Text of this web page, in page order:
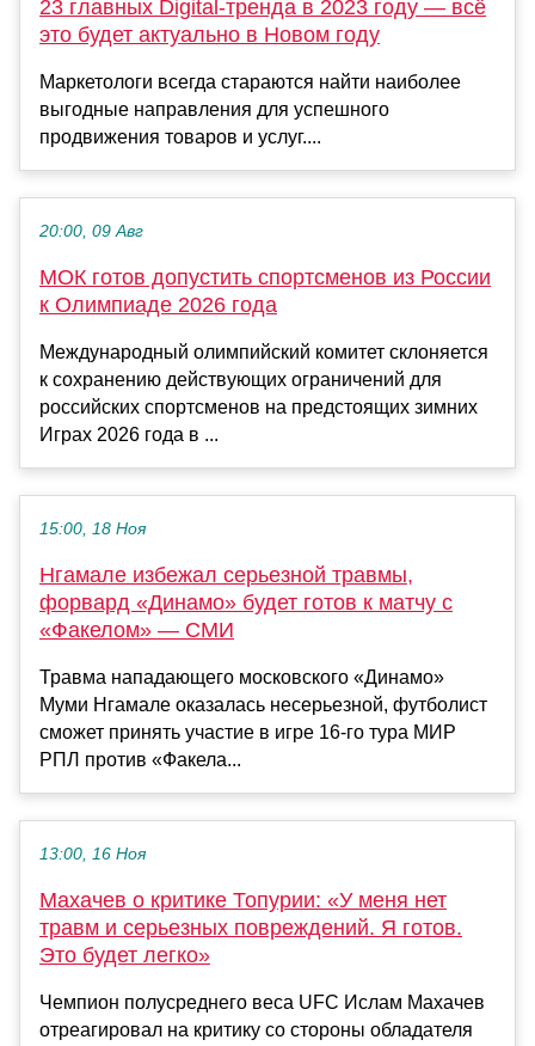
23 главных Digital-тренда в 2023 году — всё
это будет актуально в Новом году
Маркетологи всегда стараются найти наиболее
выгодные направления для успешного
продвижения товаров и услуг....
20:00, 09 Авг
МОК готов допустить спортсменов из России
к Олимпиаде 2026 года
Международный олимпийский комитет склоняется
к сохранению действующих ограничений для
российских спортсменов на предстоящих зимних
Играх 2026 года в ...
15:00, 18 Ноя
Нгамале избежал серьезной травмы,
форвард «Динамо» будет готов к матчу с
«Факелом» — СМИ
Травма нападающего московского «Динамо»
Муми Нгамале оказалась несерьезной, футболист
сможет принять участие в игре 16‑го тура МИР
РПЛ против «Факела...
13:00, 16 Ноя
Махачев о критике Топурии: «У меня нет
травм и серьезных повреждений. Я готов.
Это будет легко»
Чемпион полусреднего веса UFC Ислам Махачев
отреагировал на критику со стороны обладателя